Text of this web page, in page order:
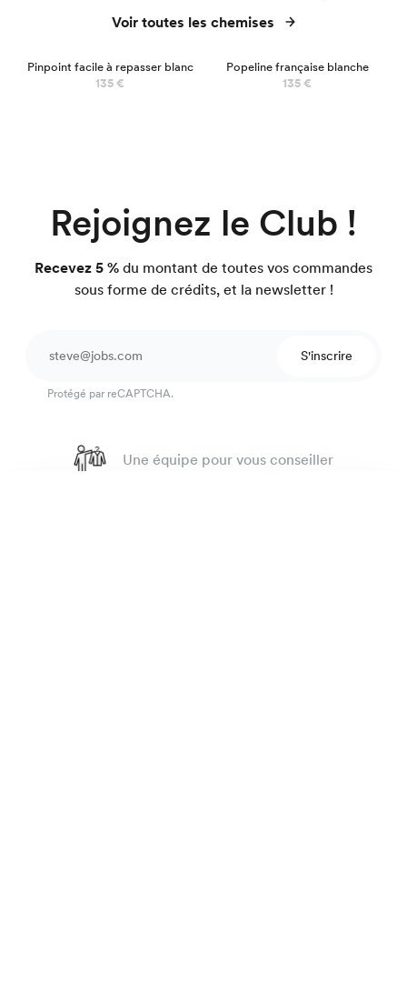
Voir toutes les chemises
Pinpoint facile à repasser blanc
135 €
Popeline française blanche
135 €
Rejoignez le Club !
Recevez 5 % du montant de toutes vos commandes
sous forme de crédits, et la newsletter !
S'inscrire
Protégé par reCAPTCHA.
Une équipe pour vous conseiller